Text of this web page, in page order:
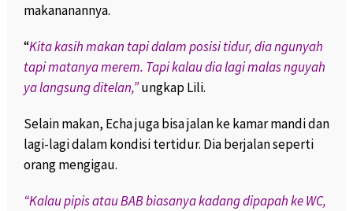
makananannya.
“Kita kasih makan tapi dalam posisi tidur, dia ngunyah
tapi matanya merem. Tapi kalau dia lagi malas nguyah
ya langsung ditelan,”ungkap Lili.
Selain makan, Echa juga bisa jalan ke kamar mandi dan
lagi-lagi dalam kondisi tertidur. Dia berjalan seperti
orang mengigau.
“Kalau pipis atau BAB biasanya kadang dipapah ke WC,